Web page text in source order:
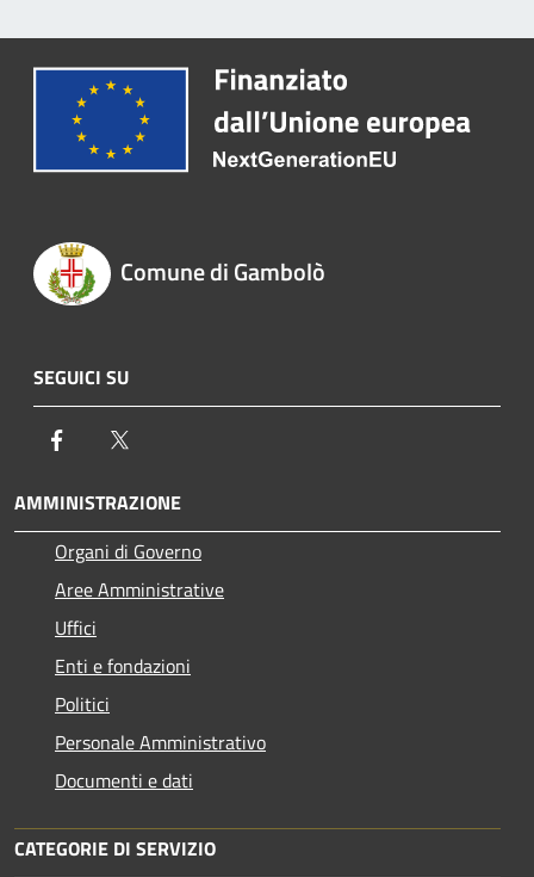
Comune di Gambolò
SEGUICI SU
Facebook
AMMINISTRAZIONE
Organi di Governo
Aree Amministrative
Uffici
Enti e fondazioni
Politici
Personale Amministrativo
Documenti e dati
CATEGORIE DI SERVIZIO